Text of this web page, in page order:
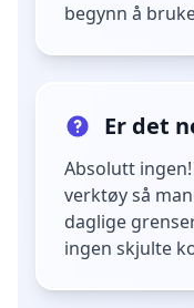
begynn å
Er det
Absolutt
verktøy så
daglige
ingen skjulte